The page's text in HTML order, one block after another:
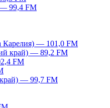
— 99,4 FM
Карелия) — 101,0 FM
край) — 89,2 FM
FM
край) — 99,7 FM